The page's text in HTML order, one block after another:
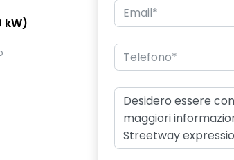
kW)